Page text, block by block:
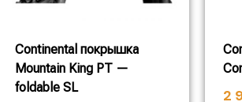
Continental покрышка
Mountain King PT —
foldable SL
2